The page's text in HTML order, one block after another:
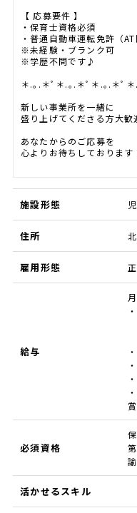
【 応募要件 】
・保育士資格必須
・普通自動車運転免許（AT
※未経験・ブランク可
※学歴不問です♪
＊.｡.＊ﾟ＊.｡.＊ﾟ＊.｡.＊ﾟ＊
新しい事業所を一緒に
盛り上げてくださる方大
あなたからのご応募を
心よりお待ちしております
施設形態
住所
雇用形態
給与
必須資格
活かせるスキル